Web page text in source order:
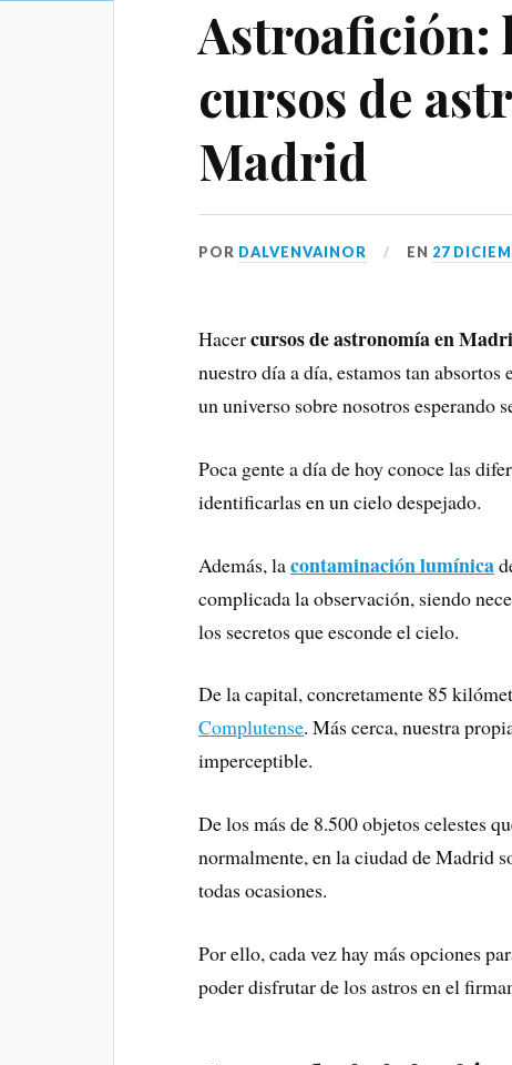
Astroafición:
cursos de
Madrid
POR DALVENVAINOR EN 27
Hacercursos de astronomía en
nuestro día a día, estamos tan
un universo sobre nosotros esperando
Poca gente a día de hoy conoce las
identificarlas en un cielo despejado.
Además, lacontaminación lumínica
complicada la observación, siendo
los secretos que esconde el cielo.
De la capital, concretamente 85
Complutense. Más cerca, nuestra
imperceptible.
De los más de 8.500 objetos celestes
normalmente, en la ciudad de Madrid
todas ocasiones.
Por ello, cada vez hay más opciones
poder disfrutar de los astros en el